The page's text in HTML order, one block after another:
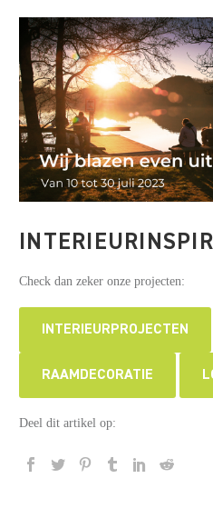
Check dan zeker onze projecten:
INTERIEURPROJECTEN
RAAMDECORATIE
Deel dit artikel op: